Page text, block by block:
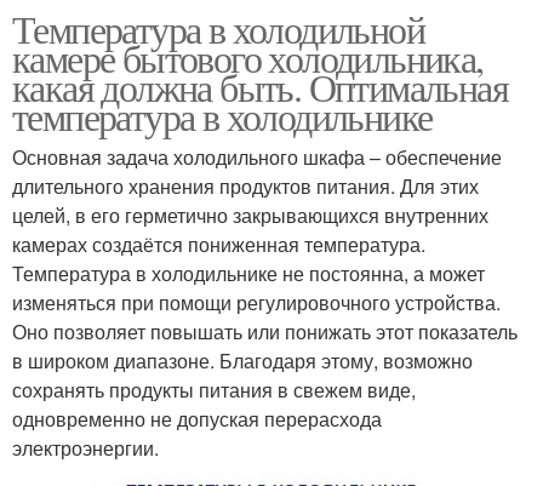
Температура в холодильной
камере бытового холодильника,
какая должна быть. Оптимальная
температура в холодильнике
Основная задача холодильного шкафа – обеспечение
длительного хранения продуктов питания. Для этих
целей, в его герметично закрывающихся внутренних
камерах создаётся пониженная температура.
Температура в холодильнике не постоянна, а может
изменяться при помощи регулировочного устройства.
Оно позволяет повышать или понижать этот показатель
в широком диапазоне. Благодаря этому, возможно
сохранять продукты питания в свежем виде,
одновременно не допуская перерасхода
электроэнергии.